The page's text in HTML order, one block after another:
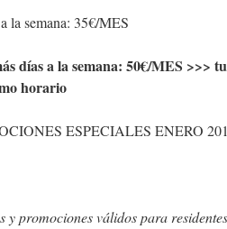
la semana: 35€/MES
días a la semana: 50€/MES >>>
horario
ESPECIALES ENERO
y promociones válidos para